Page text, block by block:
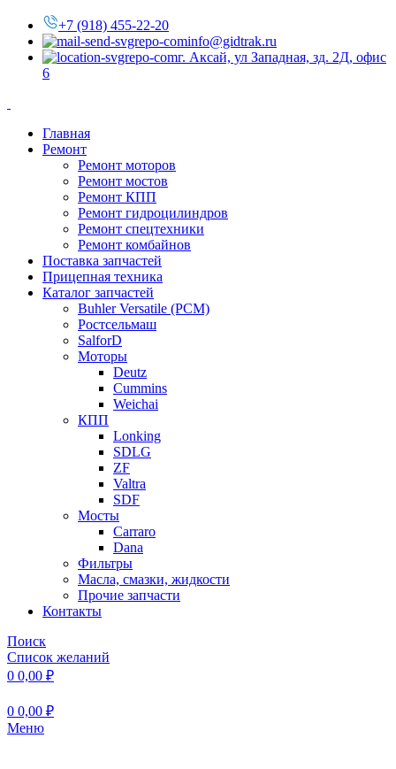
+7 (918) 455-22-20
info@gidtrak.ru
г. Аксай, ул Западная, зд. 2Д, офис
6
Главная
Ремонт
Ремонт моторов
Ремонт мостов
Ремонт КПП
Ремонт гидроцилиндров
Ремонт спецтехники
Ремонт комбайнов
Поставка запчастей
Прицепная техника
Каталог запчастей
Buhler Versatile (РСМ)
Ростсельмаш
SalforD
Моторы
Deutz
Cummins
Weichai
КПП
Lonking
SDLG
ZF
Valtra
SDF
Мосты
Carraro
Dana
Фильтры
Масла, смазки, жидкости
Прочие запчасти
Контакты
Поиск
Список желаний
0 0,00 ₽
0 0,00 ₽
Меню